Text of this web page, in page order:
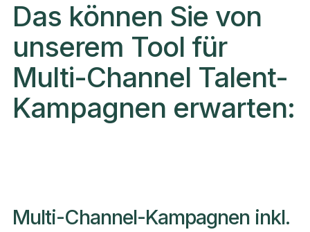
Das können Sie von
unserem Tool für
Multi-Channel Talent-
Kampagnen erwarten:
Multi-Channel-Kampagnen inkl.